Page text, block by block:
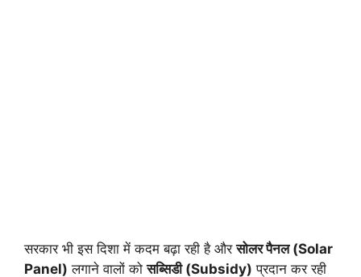
सरकार भी इस दिशा में कदम बढ़ा रही है औरसोलर पैनल (Solar
Panel) लगाने वालों कोसब्सिडी (Subsidy) प्रदान कर रही